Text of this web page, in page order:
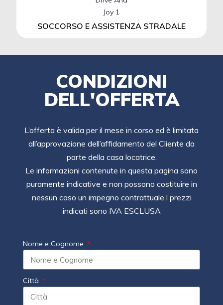
SOCCORSO E ASSISTENZA STRADALE
CONDIZIONI
DELL'OFFERTA
L’offerta è valida per il mese in corso ed è limitata
all’approvazione dell’affidamento del Cliente da
parte della casa locatrice.
Le informazioni contenute in questa pagina sono
puramente indicative e non possono costituire in
nessun caso un impegno contrattuale.I prezzi
indicati sono IVA ESCLUSA
Nome e Cognome
Città